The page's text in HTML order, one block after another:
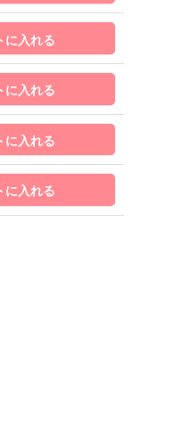
に入れる
に入れる
に入れる
に入れる